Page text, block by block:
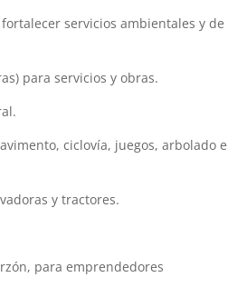
servicios ambientales y de
para servicios y obras.
ciclovía, juegos, arbolado e
y tractores.
para emprendedores